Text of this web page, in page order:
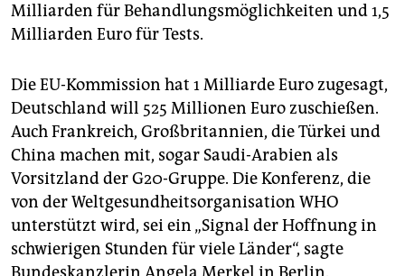
Milliarden für Behandlungsmöglichkeiten und 1,5
Milliarden Euro für Tests.
Die EU-Kommission hat 1 Milliarde Euro zugesagt,
Deutschland will 525 Millionen Euro zuschießen.
Auch Frankreich, Großbritannien, die Türkei und
China machen mit, sogar Saudi-Arabien als
Vorsitzland der G20-Gruppe. Die Konferenz, die
von der Weltgesundheitsorganisation WHO
unterstützt wird, sei ein „Signal der Hoffnung in
schwierigen Stunden für viele Länder“, sagte